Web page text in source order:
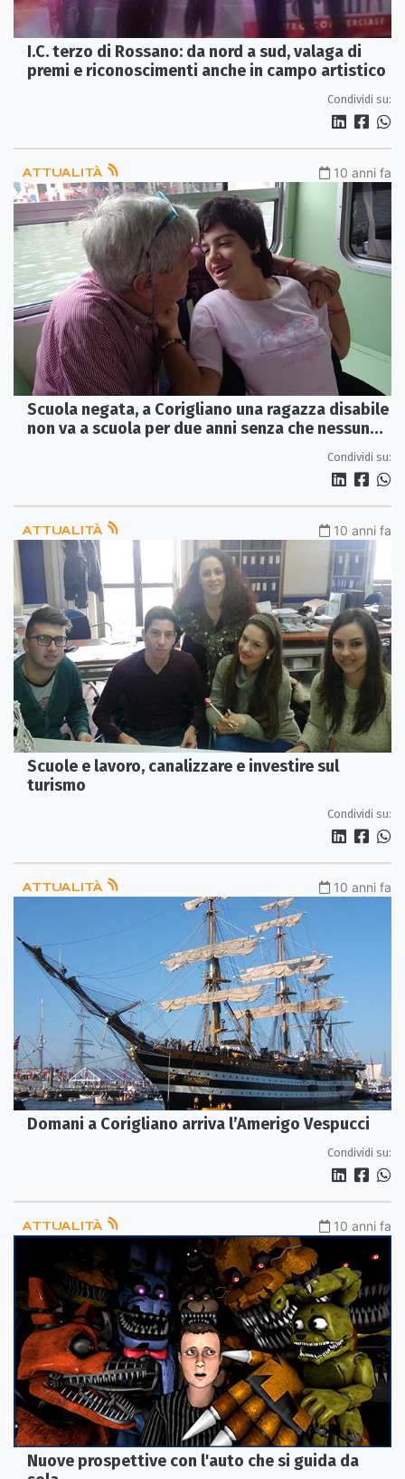
I.C. terzo di Rossano: da nord a sud, valaga di
premi e riconoscimenti anche in campo artistico
Condividi su:
ATTUALITÀ 10 anni fa
Scuola negata, a Corigliano una ragazza disabile
non va a scuola per due anni senza che nessuno
Condividi su:
ATTUALITÀ 10 anni fa
Scuole e lavoro, canalizzare e investire sul
turismo
Condividi su:
ATTUALITÀ 10 anni fa
Domani a Corigliano arriva l’Amerigo Vespucci
Condividi su:
ATTUALITÀ 10 anni fa
Nuove prospettive con l'auto che si guida da